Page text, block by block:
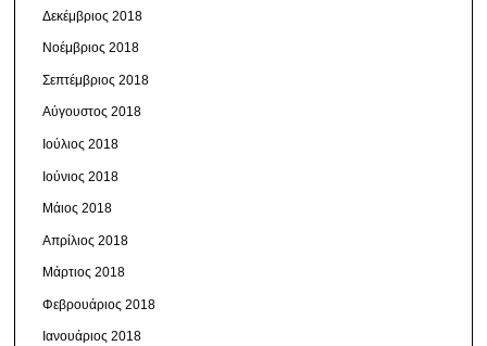
Δεκέμβριος 2018
Νοέμβριος 2018
Σεπτέμβριος 2018
Αύγουστος 2018
Ιούλιος 2018
Ιούνιος 2018
Μάιος 2018
Απρίλιος 2018
Μάρτιος 2018
Φεβρουάριος 2018
Ιανουάριος 2018